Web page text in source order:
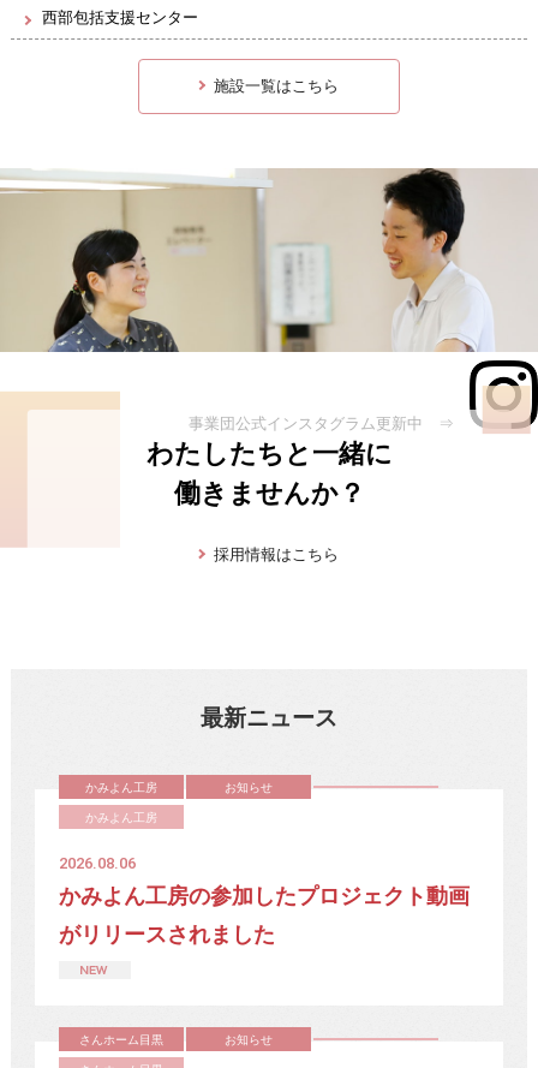
西部包括支援センター
施設一覧はこちら
事業団公式インスタグラム更新中 ⇒
わたしたちと一緒に
働きませんか？
採用情報はこちら
最新ニュース
かみよん工房
お知らせ
かみよん工房
2026.08.06
かみよん工房の参加したプロジェクト動画
がリリースされました
さんホーム目黒
お知らせ